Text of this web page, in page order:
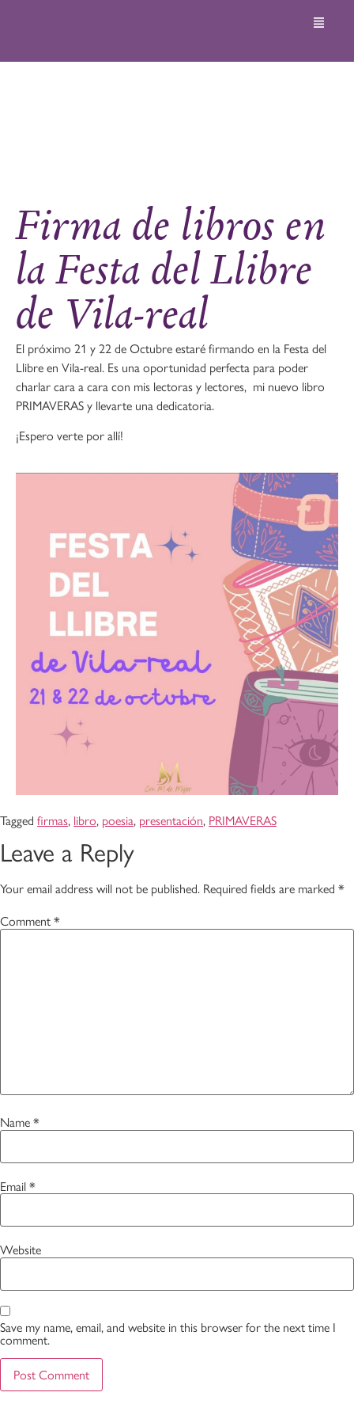
Firma de libros en
la Festa del Llibre
de Vila-real
El próximo 21 y 22 de Octubre estaré firmando en la Festa del
Llibre en Vila-real. Es una oportunidad perfecta para poder
charlar cara a cara con mis lectoras y lectores, mi nuevo libro
PRIMAVERAS y llevarte una dedicatoria.
¡Espero verte por allí!
Tagged firmas, libro, poesia, presentación, PRIMAVERAS
Leave a Reply
Your email address will not be published. Required fields are marked *
Comment*
Name*
Email*
Website
Save my name, email, and website in this browser for the next time I
comment.